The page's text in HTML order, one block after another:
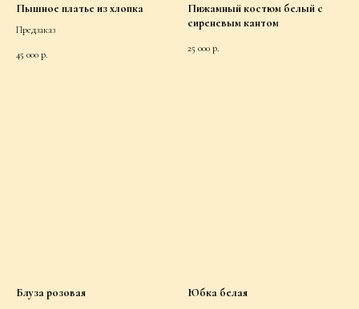
Пышное платье из хлопка
Предзаказ
45 000 р.
Пижамный костюм белый с
сиреневым кантом
25 000 р.
Блуза розовая Юбка белая